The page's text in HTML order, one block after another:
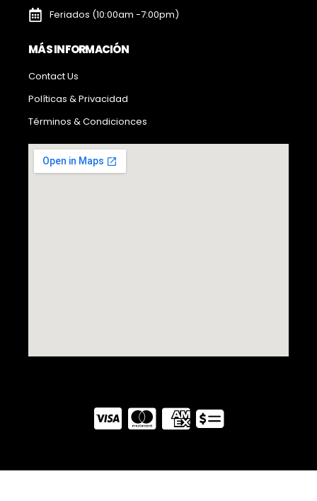
Feriados (10:00am -7:00pm)
MÁS INFORMACIÓN
Contact Us
Políticas & Privacidad
Términos & Condicionces